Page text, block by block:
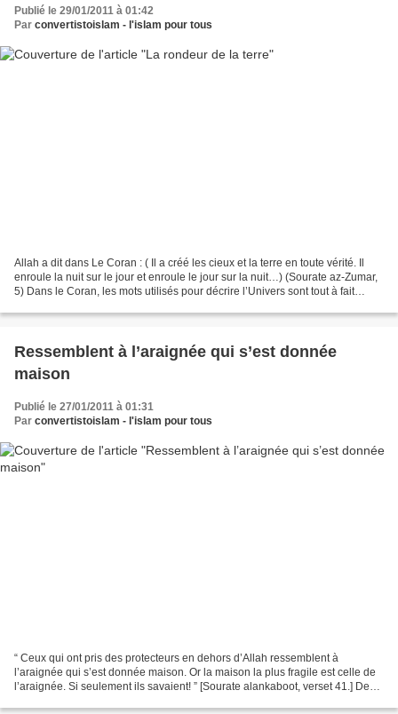
Publié le 29/01/2011 à 01:42
Par convertistoislam - l'islam pour tous
Allah a dit dans Le Coran : ( Il a créé les cieux et la terre en toute vérité. Il
enroule la nuit sur le jour et enroule le jour sur la nuit…) (Sourate az-Zumar,
5) Dans le Coran, les mots utilisés pour décrire l’Univers sont tout à fait
Ressemblent à l’araignée qui s’est donnée
maison
Publié le 27/01/2011 à 01:31
Par convertistoislam - l'islam pour tous
“ Ceux qui ont pris des protecteurs en dehors d’Allah ressemblent à
l’araignée qui s’est donnée maison. Or la maison la plus fragile est celle de
l’araignée. Si seulement ils savaient! ” [Sourate alankaboot, verset 41.] Des